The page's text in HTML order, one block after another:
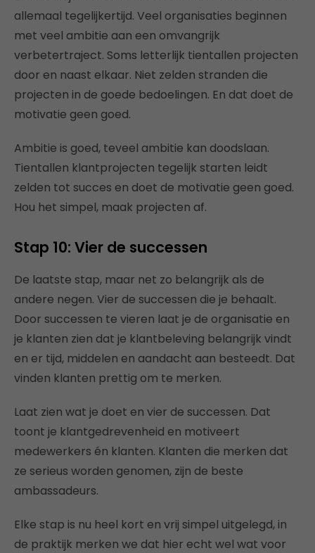
allemaal tegelijkertijd. Veel organisaties beginnen
met veel ambitie aan een omvangrijk
verbetertraject. Soms letterlijk tientallen projecten
door en naast elkaar. Niet zelden stranden die
projecten in de goede bedoelingen. En dat doet de
motivatie geen goed.
Ambitie is goed, teveel ambitie kan doodslaan.
Tientallen klantprojecten tegelijk starten leidt
zelden tot succes en doet de motivatie geen goed.
Hou het simpel, maak projecten af.
Stap 10: Vier de successen
De laatste stap, maar net zo belangrijk als de
andere negen. Vier de successen die je behaalt.
Door successen te vieren laat je de organisatie en
je klanten zien dat je klantbeleving belangrijk vindt
en er tijd, middelen en aandacht aan besteedt. Dat
vinden klanten prettig om te merken.
Laat zien wat je doet en vier de successen. Dat
toont je klantgedrevenheid en motiveert
medewerkers én klanten. Klanten die merken dat
ze serieus worden genomen, zijn de beste
ambassadeurs.
Elke stap is nu heel kort en vrij simpel uitgelegd, in
de praktijk merken we dat hier echt wel wat voor